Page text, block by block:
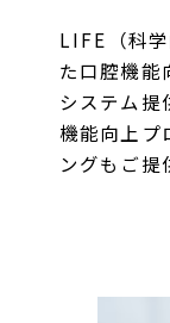
LIFE（科
た口腔機能
システム提
機能向上プ
ングもご提